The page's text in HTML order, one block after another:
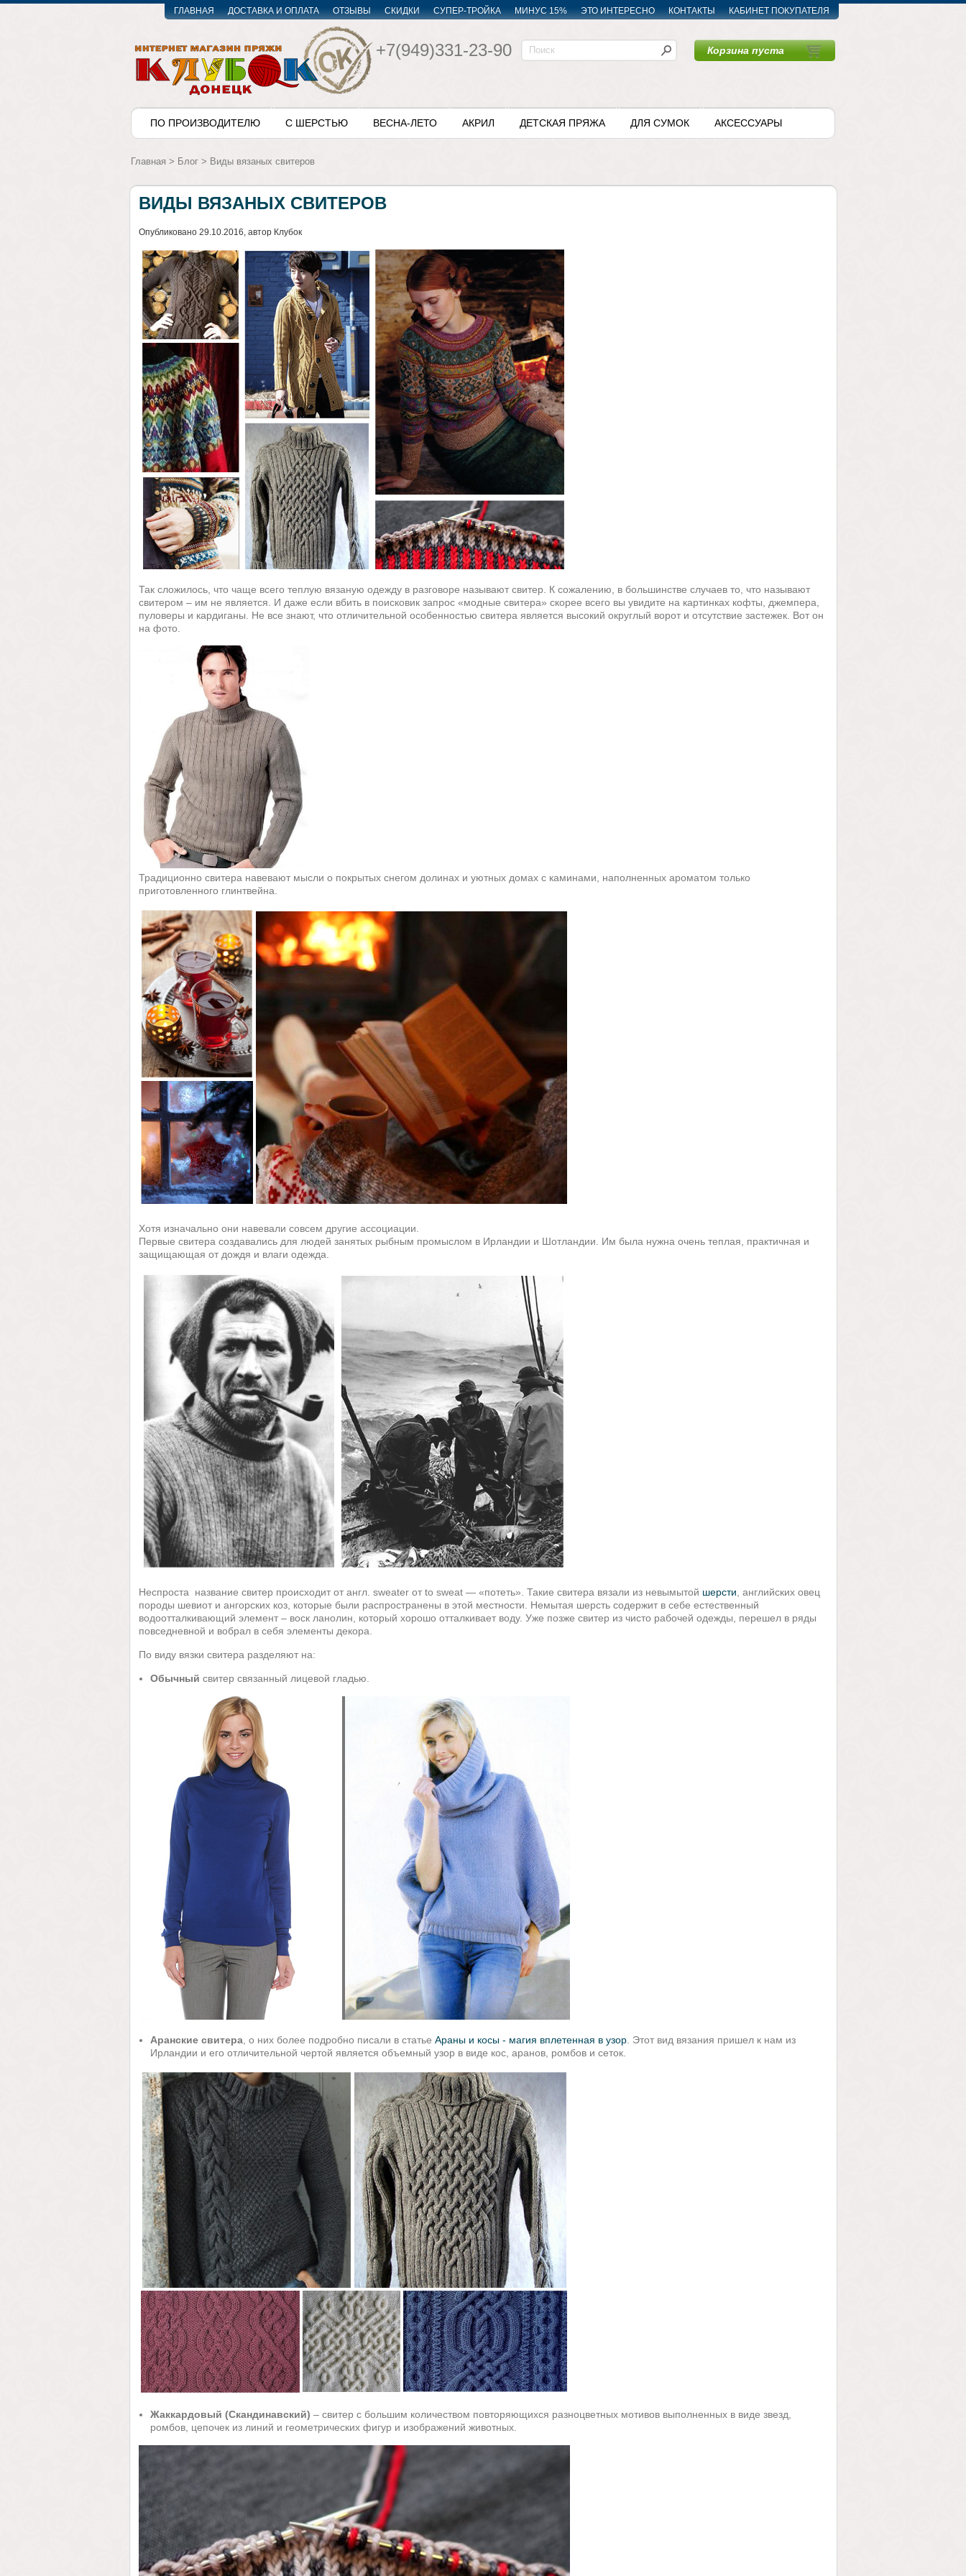
ГЛАВНАЯ ДОСТАВКА И ОПЛАТА ОТЗЫВЫ СКИДКИ СУПЕР-ТРОЙКА МИНУС 15% ЭТО ИНТЕРЕСНО КОНТАКТЫ КАБИНЕТ ПОКУПАТЕЛЯ
+7(949)331-23-90 Корзина пуста
ПО ПРОИЗВОДИТЕЛЮ С ШЕРСТЬЮ ВЕСНА-ЛЕТО АКРИЛ ДЕТСКАЯ ПРЯЖА ДЛЯ СУМОК АКСЕССУАРЫ
Главная > Блог > Виды вязаных свитеров
ВИДЫ ВЯЗАНЫХ СВИТЕРОВ
Опубликовано 29.10.2016, автор Клубок
Так сложилось, что чаще всего теплую вязаную одежду в разговоре называют свитер. К сожалению, в большинстве случаев то, что называют
свитером – им не является. И даже если вбить в поисковик запрос «модные свитера» скорее всего вы увидите на картинках кофты, джемпера,
пуловеры и кардиганы. Не все знают, что отличительной особенностью свитера является высокий округлый ворот и отсутствие застежек. Вот он
на фото.
Традиционно свитера навевают мысли о покрытых снегом долинах и уютных домах с каминами, наполненных ароматом только
приготовленного глинтвейна.
Хотя изначально они навевали совсем другие ассоциации.
Первые свитера создавались для людей занятых рыбным промыслом в Ирландии и Шотландии. Им была нужна очень теплая, практичная и
защищающая от дождя и влаги одежда.
Неспроста название свитер происходит от англ. sweater от to sweat — «потеть». Такие свитера вязали из невымытой шерсти , английских овец
породы шевиот и ангорских коз, которые были распространены в этой местности. Немытая шерсть содержит в себе естественный
водоотталкивающий элемент – воск ланолин, который хорошо отталкивает воду. Уже позже свитер из чисто рабочей одежды, перешел в ряды
повседневной и вобрал в себя элементы декора.
По виду вязки свитера разделяют на:
Обычный свитер связанный лицевой гладью.
Аранские свитера, о них более подробно писали в статье Араны и косы - магия вплетенная в узор. Этот вид вязания пришел к нам из
Ирландии и его отличительной чертой является объемный узор в виде кос, аранов, ромбов и сеток.
Жаккардовый (Скандинавский) – свитер с большим количеством повторяющихся разноцветных мотивов выполненных в виде звезд,
ромбов, цепочек из линий и геометрических фигур и изображений животных.